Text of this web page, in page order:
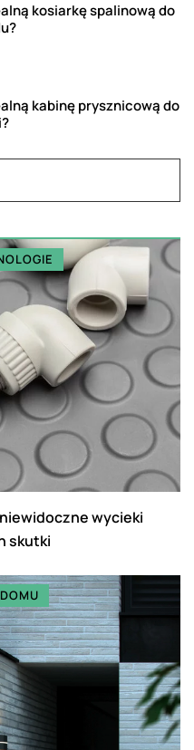
kosiarkę spalinową do
kabinę prysznicową do
wycieki
skutki